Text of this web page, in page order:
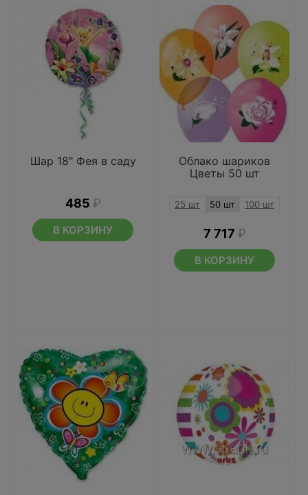
Шар 18" Фея в саду
485 ₽
В КОРЗИНУ
Облако шариков
Цветы 50 шт
25 шт 50 шт 100 шт
7 717 ₽
В КОРЗИНУ